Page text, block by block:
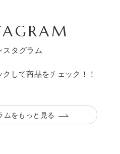
スタグラム
して商品をチェック！！
ムをもっと見る